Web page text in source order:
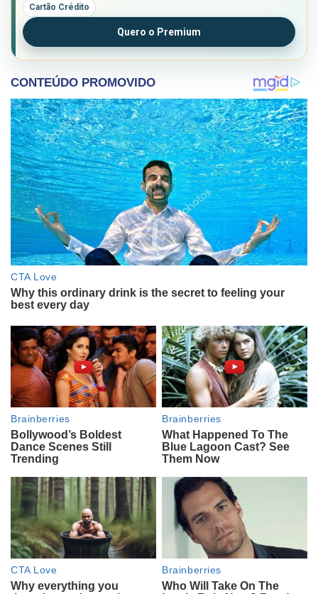
Cartão Crédito
Quero o Premium